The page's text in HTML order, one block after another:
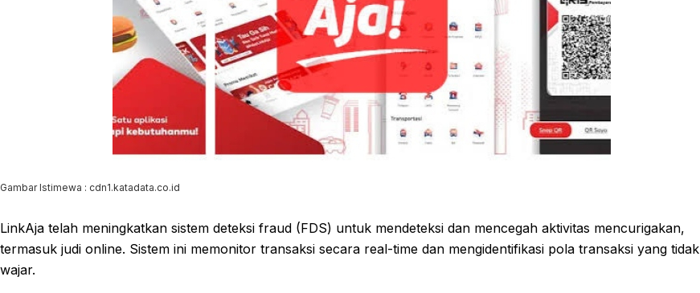
Gambar Istimewa : cdn1.katadata.co.id
LinkAja telah meningkatkan sistem deteksi fraud (FDS) untuk mendeteksi dan mencegah aktivitas mencurigakan,
termasuk judi online. Sistem ini memonitor transaksi secara real-time dan mengidentifikasi pola transaksi yang tidak
wajar.